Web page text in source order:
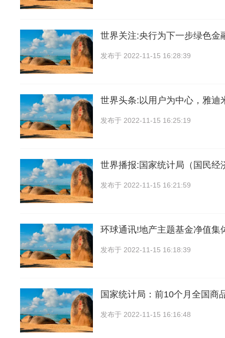
世界关注:央行为下一步绿色金
发布于 2022-11-15 16:28:39
世界头条:以用户为中心，雅迪
发布于 2022-11-15 16:25:19
世界播报:国家统计局（国民经
发布于 2022-11-15 16:21:59
环球通讯!地产主题基金净值集
发布于 2022-11-15 16:18:39
国家统计局：前10个月全国商
发布于 2022-11-15 16:16:48